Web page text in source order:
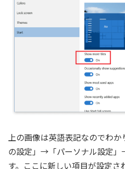
上の画像は英語表記なのでわか
の設定」→「パーソナル設定
す。ここに新しい項目が設定さ